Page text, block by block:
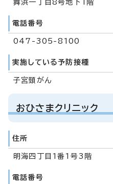
舞浜一丁目8号地下1階
電話番号
047-305-8100
実施している予防接種
子宮頸がん
おひさまクリニック
住所
明海四丁目1番1号3階
電話番号